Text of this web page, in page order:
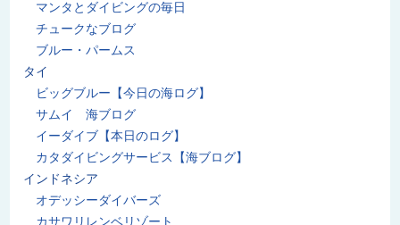
マンタとダイビングの毎日
チュークなブログ
ブルー・パームス
タイ
ビッグブルー【今日の海ログ】
サムイ 海ブログ
イーダイブ【本日のログ】
カタダイビングサービス【海ブログ】
インドネシア
オデッシーダイバーズ
カサワリレンベリゾート